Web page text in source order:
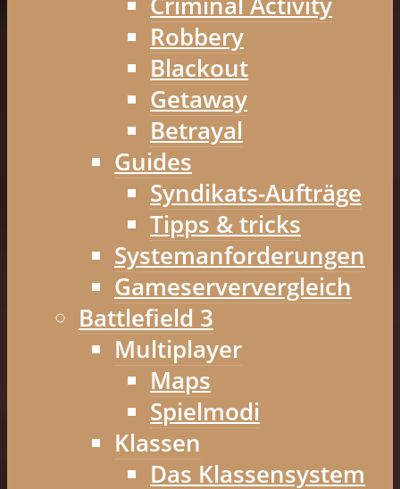
Robbery
Blackout
Getaway
Betrayal
Guides
Syndikats-Aufträge
Tipps & tricks
Systemanforderungen
Gameserververgleich
Battlefield 3
Multiplayer
Maps
Spielmodi
Klassen
Das Klassensystem